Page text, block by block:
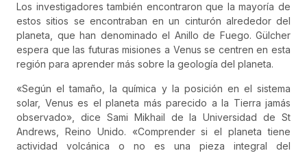
Los investigadores también encontraron que la mayoría de
estos sitios se encontraban en un cinturón alrededor del
planeta, que han denominado el Anillo de Fuego. Gülcher
espera que las futuras misiones a Venus se centren en esta
región para aprender más sobre la geología del planeta.
«Según el tamaño, la química y la posición en el sistema
solar, Venus es el planeta más parecido a la Tierra jamás
observado», dice Sami Mikhail de la Universidad de St
Andrews, Reino Unido. «Comprender si el planeta tiene
actividad volcánica o no es una pieza integral del